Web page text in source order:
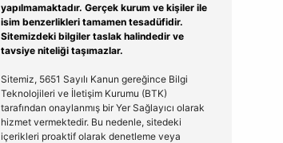
yapılmamaktadır. Gerçek kurum ve kişiler ile
isim benzerlikleri tamamen tesadüfidir.
Sitemizdeki bilgiler taslak halindedir ve
tavsiye niteliği taşımazlar.
Sitemiz, 5651 Sayılı Kanun gereğince Bilgi
Teknolojileri ve İletişim Kurumu (BTK)
tarafından onaylanmış bir Yer Sağlayıcı olarak
hizmet vermektedir. Bu nedenle, sitedeki
içerikleri proaktif olarak denetleme veya